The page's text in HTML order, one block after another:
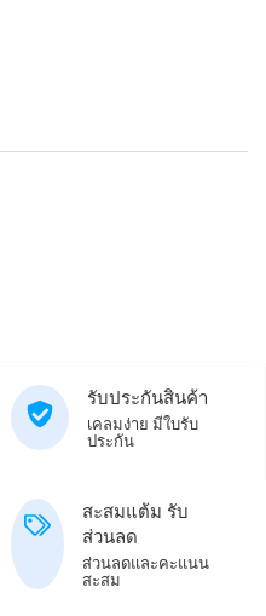
รับประกันสินค้า
เคลมง่าย มีใบรับ
ประกัน
สะสมแต้ม รับ
ส่วนลด
ส่วนลดและคะแนน
สะสม